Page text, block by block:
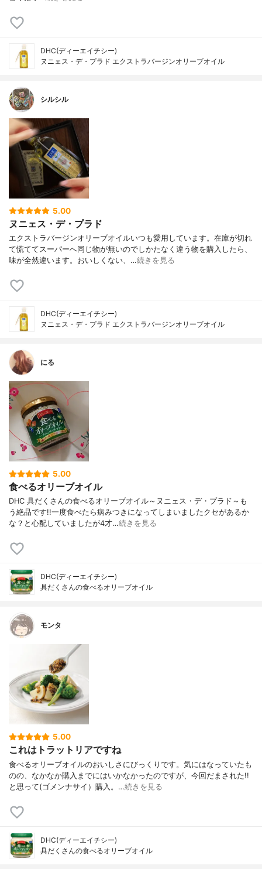
DHC(ディーエイチシー)
ヌニェス・デ・プラド エクストラバージンオリーブオイル
シルシル
5.00
ヌニェス・デ・プラド
エクストラバージンオリーブオイルいつも愛用しています。在庫が切れ
て慌ててスーパーへ同じ物が無いのでしかたなく違う物を購入したら、
味が全然違います。おいしくない、…続きを見る
DHC(ディーエイチシー)
ヌニェス・デ・プラド エクストラバージンオリーブオイル
にる
5.00
食べるオリーブオイル
DHC 具だくさんの食べるオリーブオイル～ヌニェス・デ・プラド～も
う絶品です!!一度食べたら病みつきになってしまいましたクセがあるか
な？と心配していましたが4才…続きを見る
DHC(ディーエイチシー)
具だくさんの食べるオリーブオイル
モンタ
5.00
これはトラットリアですね
食べるオリーブオイルのおいしさにびっくりです。気にはなっていたも
のの、なかなか購入までにはいかなかったのですが、今回だまされた!!
と思って(ゴメンナサイ）購入。…続きを見る
DHC(ディーエイチシー)
具だくさんの食べるオリーブオイル